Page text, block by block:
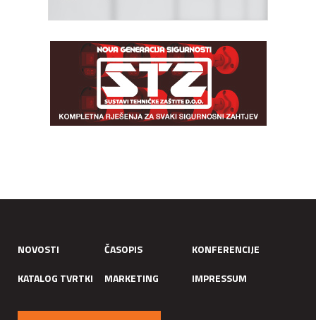
NOVOSTI ČASOPIS
KONFERENCIJE
KATALOG TVRTKI
MARKETING IMPRESSUM